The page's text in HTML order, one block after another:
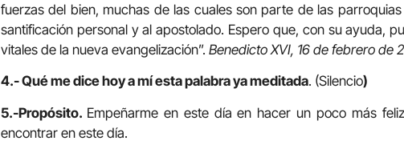
fuerzas del bien, muchas de las cuales son parte de las
santificación personal y al apostolado. Espero que, con su ayuda,
vitales de la nueva evangelización”. Benedicto XVI, 16 de febrero de
4.- Qué me dice hoy a mí esta palabra ya meditada. (Silencio)
5.-Propósito. Empeñarme en este día en hacer un poco más
encontrar en este día.